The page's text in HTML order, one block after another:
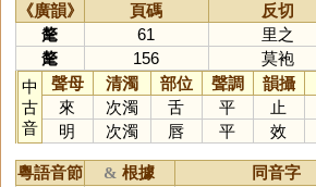
《廣韻》 頁碼 反切
氂
61
里之
氂
156
莫袍
中
古
音
聲母 清濁 部位 聲調 韻攝
來
次濁 舌 平 止
明
次濁 唇 平 效
粵語音節 & 根據 同音字